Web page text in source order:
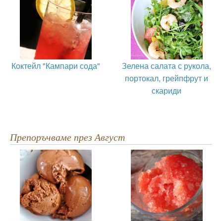
Коктейл "Кампари сода"
Зелена салата с рукола,
портокал, грейпфрут и
скариди
Препоръчваме през Август